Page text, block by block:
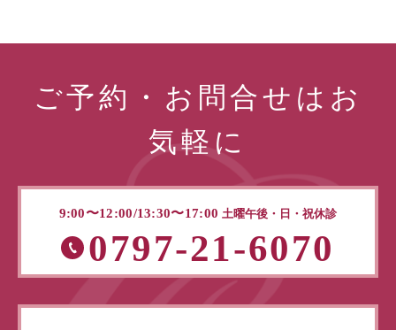
ご予約・お問合せはお
気軽に
9:00〜12:00/13:30〜17:00 土曜午後・日・祝休診
0797-21-6070